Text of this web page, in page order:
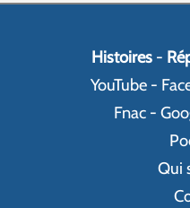
Histoires-
YouTube -
Fnac -
Qui